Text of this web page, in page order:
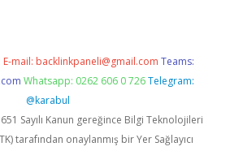
E-mail: backlinkpaneli@gmail.com Teams:
Whatsapp: 0262 606 0 726 Telegram:
@karabul
Sayılı Kanun gereğince Bilgi Teknolojileri
tarafından onaylanmış bir Yer Sağlayıcı